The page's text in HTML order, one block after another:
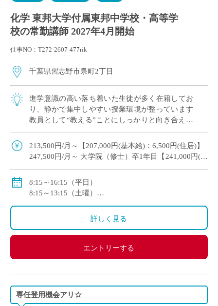
化学 東邦大学付属東邦中学校・高等学
校の常勤講師 2027年4月開始
仕事NO：T272-2607-477rik
千葉県習志野市泉町2丁目
進学意識の高い落ち着いた生徒が多く在籍してお
り、静かで集中しやすい授業環境が整っています
教員として“教える”ことにしっかりと向き合える
育児をしながら教壇復帰された先生 ・副 […]
213,500円/月～【207,000円(基本給)：6,500円(住居)】
247,500円/月～ 大学院（修士）卒1年目【241,000円(基
賞与：あり（年2回・年間計5.78ヶ月分）
267,800円/月～：大学院（修士）卒2年目
8:15～16:15（平日）
8:15～13:15（土曜）
詳しく見る
エントリーする
専任登用機会アリ☆